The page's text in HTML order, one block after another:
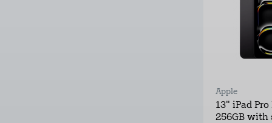
Apple
13" iPad
256GB with